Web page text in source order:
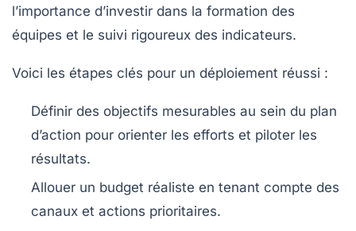
l’importance d’investir dans la formation des
équipes et le suivi rigoureux des indicateurs.
Voici les étapes clés pour un déploiement réussi :
Définir des objectifs mesurables au sein du plan
d’action pour orienter les efforts et piloter les
résultats.
Allouer un budget réaliste en tenant compte des
canaux et actions prioritaires.